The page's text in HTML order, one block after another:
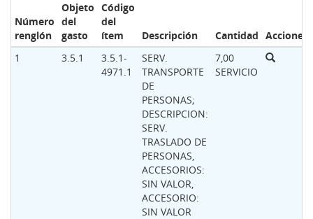
Número
renglón
Objeto
del
gasto
Código
del
ítem
Descripción Cantidad Acciones
1
3.5.1
3.5.1-
4971.1
SERV.
TRANSPORTE
DE
PERSONAS;
DESCRIPCION:
SERV.
TRASLADO DE
PERSONAS,
ACCESORIOS:
SIN VALOR,
ACCESORIO:
SIN VALOR
7,00
SERVICIO